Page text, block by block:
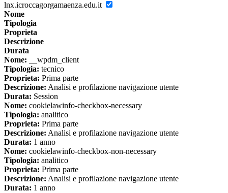
lnx.icroccagorgamaenza.edu.it
Nome
Tipologia
Proprieta
Descrizione
Durata
Nome: __wpdm_client
Tipologia: tecnico
Proprieta: Prima parte
Descrizione: Analisi e profilazione navigazione utente
Durata: Session
Nome: cookielawinfo-checkbox-necessary
Tipologia: analitico
Proprieta: Prima parte
Descrizione: Analisi e profilazione navigazione utente
Durata: 1 anno
Nome: cookielawinfo-checkbox-non-necessary
Tipologia: analitico
Proprieta: Prima parte
Descrizione: Analisi e profilazione navigazione utente
Durata: 1 anno